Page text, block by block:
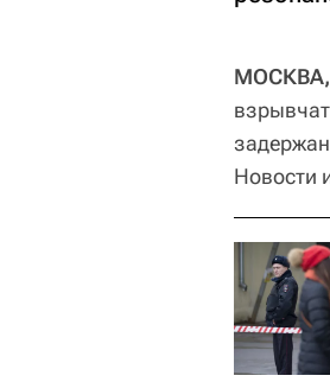
МОСКВА,
Новости